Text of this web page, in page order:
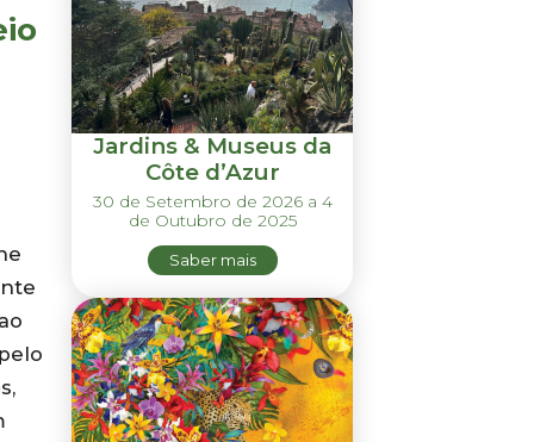
Jardins & Museus da
Côte d’Azur
30 de Setembro de 2026 a 4
de Outubro de 2025
Saber mais